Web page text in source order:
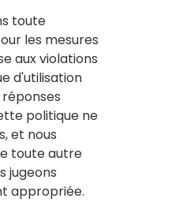
toute
les mesures
aux violations
d'utilisation
politique ne
et nous
toute autre
jugeons
appropriée.